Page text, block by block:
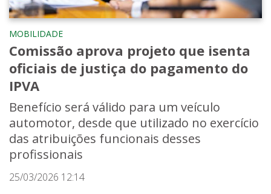
MOBILIDADE
Comissão aprova projeto que isenta
oficiais de justiça do pagamento do
IPVA
Benefício será válido para um veículo
automotor, desde que utilizado no exercício
das atribuições funcionais desses
profissionais
25/03/2026 12:14